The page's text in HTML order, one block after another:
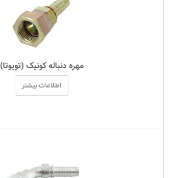
مهره دنباله کونيک (تويوتا)
اطلاعات بیشتر